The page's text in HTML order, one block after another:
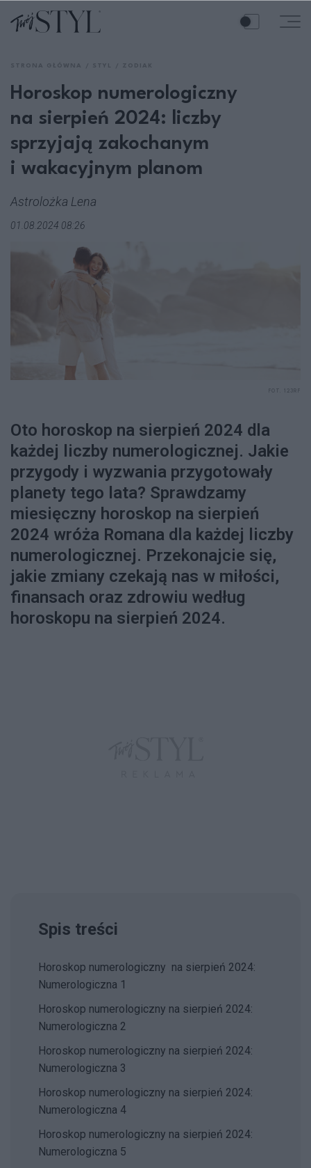
Horoskop numerologiczny
na sierpień 2024: liczby
sprzyjają zakochanym
i wakacyjnym planom
Astrolożka Lena
01.08.2024 08:26
Oto horoskop na sierpień 2024 dla
każdej liczby numerologicznej. Jakie
przygody i wyzwania przygotowały
planety tego lata? Sprawdzamy
miesięczny horoskop na sierpień
2024 wróża Romana dla każdej liczby
numerologicznej. Przekonajcie się,
jakie zmiany czekają nas w miłości,
finansach oraz zdrowiu według
horoskopu na sierpień 2024.
Spis treści
Horoskop numerologiczny na sierpień 2024:
Numerologiczna 1
Horoskop numerologiczny na sierpień 2024:
Numerologiczna 2
Horoskop numerologiczny na sierpień 2024:
Numerologiczna 3
Horoskop numerologiczny na sierpień 2024:
Numerologiczna 4
Horoskop numerologiczny na sierpień 2024:
Numerologiczna 5